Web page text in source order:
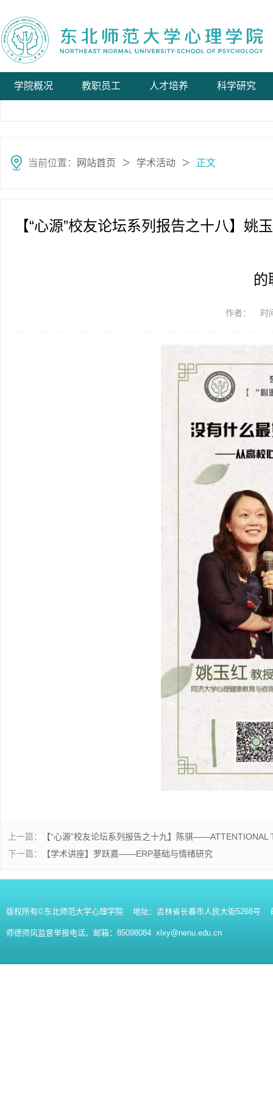
学院概况 教职员工 人才培养 科学研究
当前位置： 网站首页 ＞ 学术活动 ＞ 正文
【“心源”校友论坛系列报告之十八】
的
作者： 时
上一篇：
【“心源”校友论坛系列报告之十九】陈骐——ATTENTIONAL
下一篇：
【学术讲座】罗跃嘉——ERP基础与情绪研究
版权所有©东北师范大学心理学院 地址：吉林省长春市人民大街5268号
师德师风监督举报电话、邮箱：85098084 xlxy@nenu.edu.cn